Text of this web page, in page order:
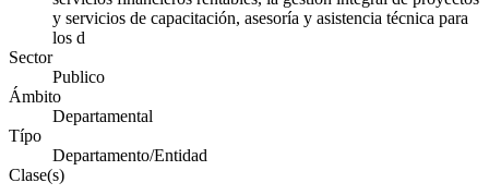
y servicios de capacitación, asesoría y asistencia técnica para
los d
Sector
Publico
Ámbito
Departamental
Típo
Departamento/Entidad
Clase(s)